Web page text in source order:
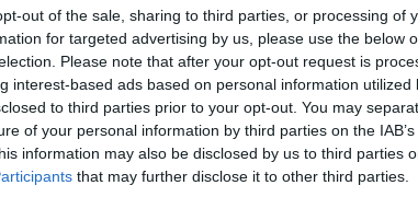
out of the sale, sharing to third parties, or processing of
for targeted advertising by us, please use the below
Please note that after your opt-out request is
interest-based ads based on personal information utilized
to third parties prior to your opt-out. You may
of your personal information by third parties on the
information may also be disclosed by us to third parties
that may further disclose it to other third parties.